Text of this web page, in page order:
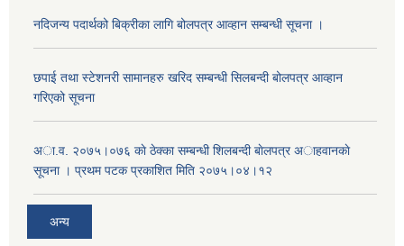
नदिजन्य पदार्थको बिक्रीका लागि बोलपत्र आव्हान सम्बन्धी सूचना ।
छपाई तथा स्टेशनरी सामानहरु खरिद सम्बन्धी सिलबन्दी बोलपत्र आव्हान
गरिएको सूचना
अा.व. २०७५।०७६ काे ठेक्का सम्बन्धी शिलबन्दी बाेलपत्र अाहवानकाे
सूचना । प्रथम पटक प्रकाशित मिति २०७५।०४।१२
अन्य